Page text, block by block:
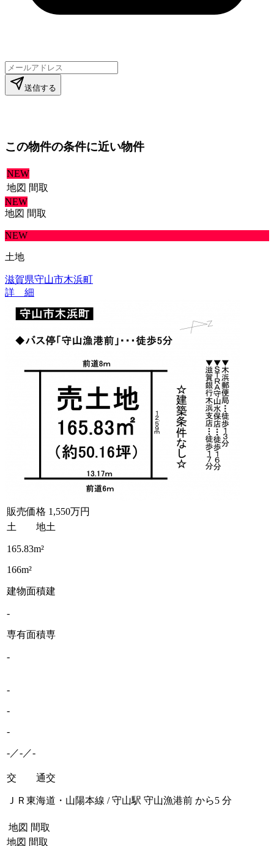
送信する
この物件の条件に近い物件
NEW
地図 間取
NEW
地図 間取
NEW
土地
滋賀県守山市木浜町
詳 細
販売価格 1,550万円
土 地土
165.83m²
166m²
建物面積建
-
専有面積専
-
-
-
-
-／-／-
交 通交
ＪＲ東海道・山陽本線 / 守山駅 守山漁港前 から5 分
地図 間取
地図 間取